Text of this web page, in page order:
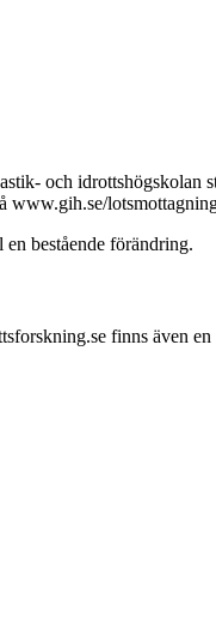
och idrottshögskolan
www.gih.se/
bestående förändring.
finns även en